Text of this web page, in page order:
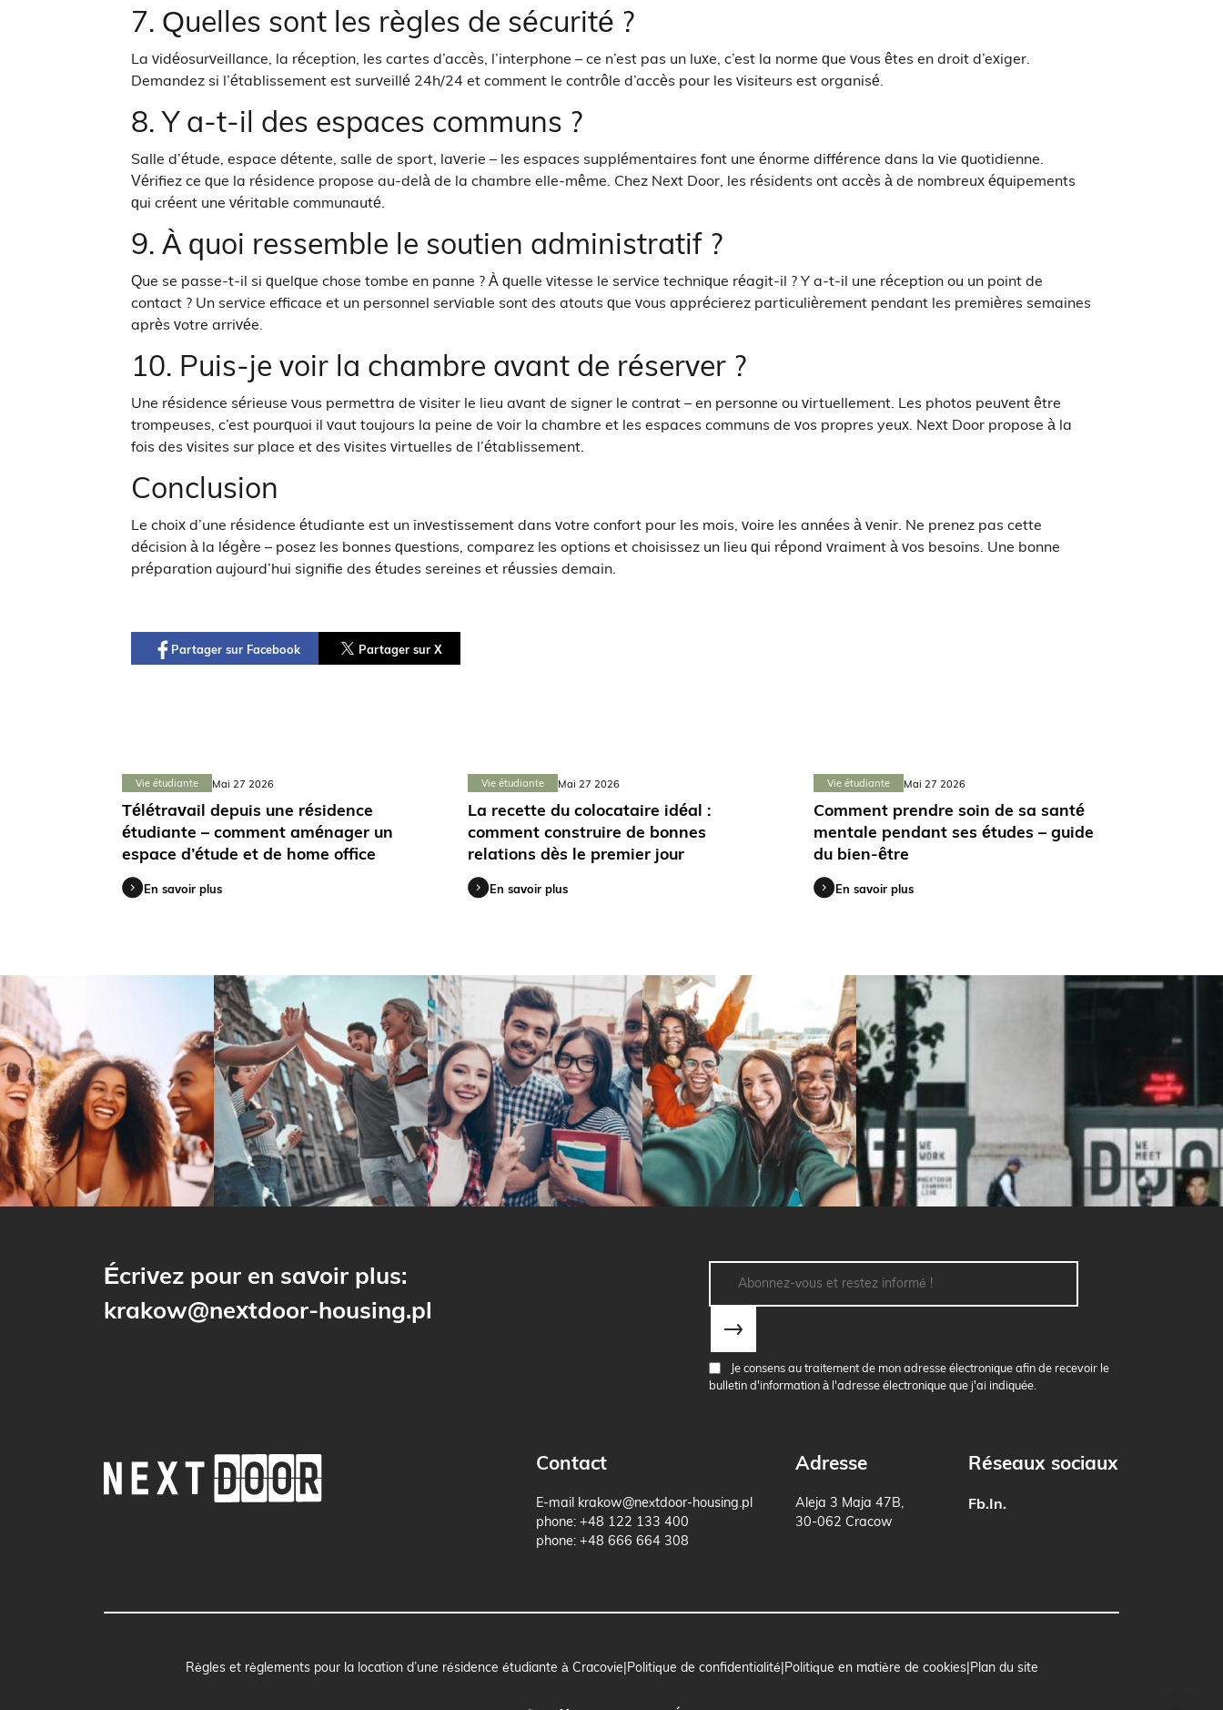
7. Quelles sont les règles de sécurité ?
La vidéosurveillance, la réception, les cartes d’accès, l’interphone – ce n’est pas un luxe, c’est la norme que vous êtes en droit d’exiger.
Demandez si l’établissement est surveillé 24h/24 et comment le contrôle d’accès pour les visiteurs est organisé.
8. Y a-t-il des espaces communs ?
Salle d’étude, espace détente, salle de sport, laverie – les espaces supplémentaires font une énorme différence dans la vie quotidienne.
Vérifiez ce que la résidence propose au-delà de la chambre elle-même. Chez Next Door, les résidents ont accès à de nombreux équipements
qui créent une véritable communauté.
9. À quoi ressemble le soutien administratif ?
Que se passe-t-il si quelque chose tombe en panne ? À quelle vitesse le service technique réagit-il ? Y a-t-il une réception ou un point de
contact ? Un service efficace et un personnel serviable sont des atouts que vous apprécierez particulièrement pendant les premières semaines
après votre arrivée.
10. Puis-je voir la chambre avant de réserver ?
Une résidence sérieuse vous permettra de visiter le lieu avant de signer le contrat – en personne ou virtuellement. Les photos peuvent être
trompeuses, c’est pourquoi il vaut toujours la peine de voir la chambre et les espaces communs de vos propres yeux. Next Door propose à la
fois des visites sur place et des visites virtuelles de l’établissement.
Conclusion
Le choix d’une résidence étudiante est un investissement dans votre confort pour les mois, voire les années à venir. Ne prenez pas cette
décision à la légère – posez les bonnes questions, comparez les options et choisissez un lieu qui répond vraiment à vos besoins. Une bonne
préparation aujourd’hui signifie des études sereines et réussies demain.
Partager sur Facebook Partager sur X
Vie étudiante Mai 27 2026
Télétravail depuis une résidence
étudiante – comment aménager un
espace d’étude et de home office
En savoir plus
Vie étudiante Mai 27 2026
La recette du colocataire idéal :
comment construire de bonnes
relations dès le premier jour
En savoir plus
Vie étudiante Mai 27 2026
Comment prendre soin de sa santé
mentale pendant ses études – guide
du bien-être
En savoir plus
Écrivez pour en savoir plus:
krakow@nextdoor-housing.pl
Je consens au traitement de mon adresse électronique afin de recevoir le
bulletin d'information à l'adresse électronique que j'ai indiquée.
Contact
E-mail krakow@nextdoor-housing.pl
phone: +48 122 133 400
phone: +48 666 664 308
Adresse
Aleja 3 Maja 47B,
30-062 Cracow
Réseaux sociaux
Fb.In.
Règles et règlements pour la location d’une résidence étudiante à Cracovie Politique de confidentialité Politique en matière de cookies Plan du site